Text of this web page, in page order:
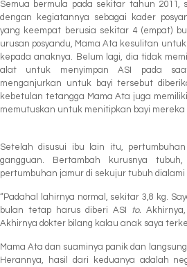
Semua bermula pada sekitar tahun 2011,
dengan kegiatannya sebagai kader
yang keempat berusia sekitar 4 (empat)
urusan posyandu, Mama Ata kesulitan
kepada anaknya. Belum lagi, dia tidak
alat untuk menyimpan ASI pada
menganjurkan untuk bayi tersebut
kebetulan tetangga Mama Ata juga
memutuskan untuk menitipkan bayi
Setelah disusui ibu lain itu,
gangguan. Bertambah kurusnya
pertumbuhan jamur di sekujur tubuh dialami
“Padahal lahirnya normal, sekitar 3,8 kg.
bulan tetap harus diberi ASI
to.
Akhirnya dokter bilang kalau anak saya
Mama Ata dan suaminya panik dan
Herannya, hasil dari keduanya adalah